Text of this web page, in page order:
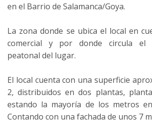
en el Barrio de Salamanca/Goya.
La zona donde se ubica el local en
comercial y por donde circula el
peatonal del lugar.
El local cuenta con una superficie
2, distribuidos en dos plantas,
estando la mayoría de los metros
Contando con una fachada de unos 7